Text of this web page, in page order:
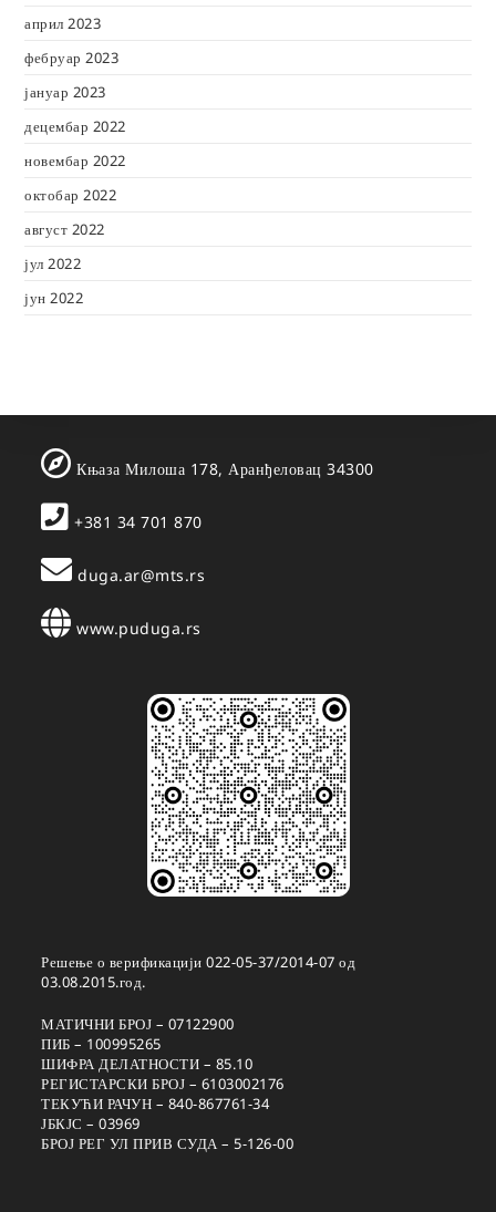
април 2023
фебруар 2023
јануар 2023
децембар 2022
новембар 2022
октобар 2022
август 2022
јул 2022
јун 2022
Књаза Милоша 178, Аранђеловац 34300
+381 34 701 870
duga.ar@mts.rs
www.puduga.rs
Решење о верификацији 022-05-37/2014-07 од
03.08.2015.год.
МАТИЧНИ БРОЈ – 07122900
ПИБ – 100995265
ШИФРА ДЕЛАТНОСТИ – 85.10
РЕГИСТАРСКИ БРОЈ – 6103002176
ТЕКУЋИ РАЧУН – 840-867761-34
ЈБКЈС – 03969
БРОЈ РЕГ УЛ ПРИВ СУДА – 5-126-00